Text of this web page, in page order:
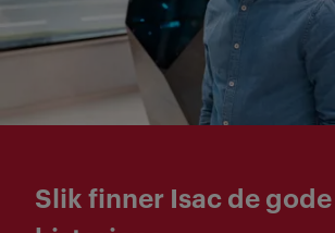
Slik finner Isac de gode